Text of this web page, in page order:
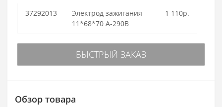
37292013
Электрод зажигания
11*68*70 A-290B
1 110р.
БЫСТРЫЙ ЗАКАЗ
Обзор товара